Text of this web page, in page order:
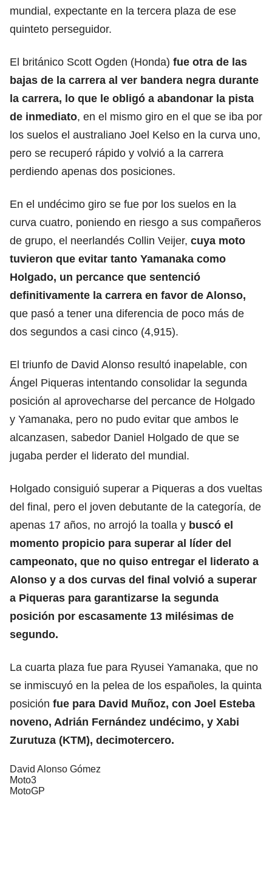
mundial, expectante en la tercera plaza de ese
quinteto perseguidor.
El británico Scott Ogden (Honda) fue otra de las
bajas de la carrera al ver bandera negra durante
la carrera, lo que le obligó a abandonar la pista
de inmediato, en el mismo giro en el que se iba por
los suelos el australiano Joel Kelso en la curva uno,
pero se recuperó rápido y volvió a la carrera
perdiendo apenas dos posiciones.
En el undécimo giro se fue por los suelos en la
curva cuatro, poniendo en riesgo a sus compañeros
de grupo, el neerlandés Collin Veijer, cuya moto
tuvieron que evitar tanto Yamanaka como
Holgado, un percance que sentenció
definitivamente la carrera en favor de Alonso,
que pasó a tener una diferencia de poco más de
dos segundos a casi cinco (4,915).
El triunfo de David Alonso resultó inapelable, con
Ángel Piqueras intentando consolidar la segunda
posición al aprovecharse del percance de Holgado
y Yamanaka, pero no pudo evitar que ambos le
alcanzasen, sabedor Daniel Holgado de que se
jugaba perder el liderato del mundial.
Holgado consiguió superar a Piqueras a dos vueltas
del final, pero el joven debutante de la categoría, de
apenas 17 años, no arrojó la toalla y buscó el
momento propicio para superar al líder del
campeonato, que no quiso entregar el liderato a
Alonso y a dos curvas del final volvió a superar
a Piqueras para garantizarse la segunda
posición por escasamente 13 milésimas de
segundo.
La cuarta plaza fue para Ryusei Yamanaka, que no
se inmiscuyó en la pelea de los españoles, la quinta
posición fue para David Muñoz, con Joel Esteba
noveno, Adrián Fernández undécimo, y Xabi
Zurutuza (KTM), decimotercero.
David Alonso Gómez
Moto3
MotoGP